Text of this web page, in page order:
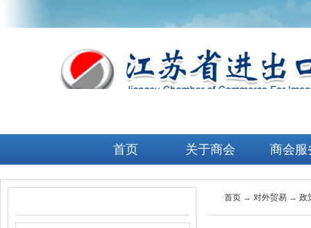
首页 关于商会 商会服
首页 → 对外贸易 → 政